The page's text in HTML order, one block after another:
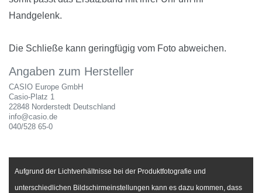
Handgelenk.
Die Schließe kann geringfügig vom Foto abweichen.
Angaben zum Hersteller
CASIO Europe GmbH
Casio-Platz 1
22848 Norderstedt Deutschland
info@casio.de
040/528 65-0
Aufgrund der Lichtverhältnisse bei der Produktfotografie und
unterschiedlichen Bildschirmeinstellungen kann es dazu kommen, dass